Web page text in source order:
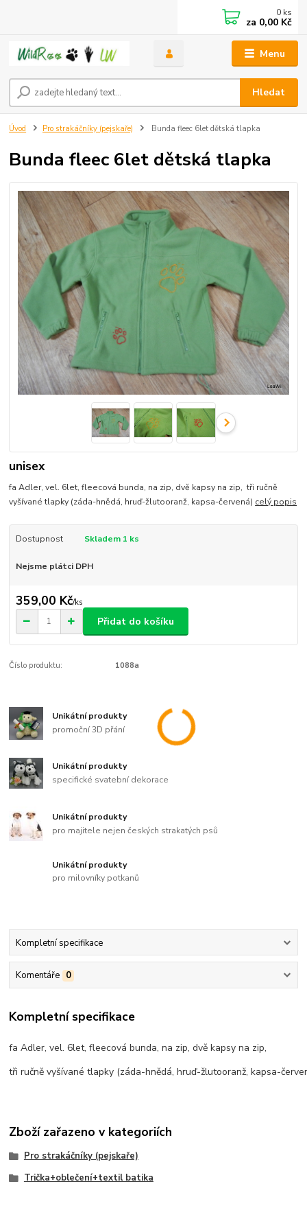
Menu
Hledat
0 ks
za 0,00 Kč
Úvod Pro strakáčníky (pejskaře) Bunda fleec 6let dětská tlapka
Bunda fleec 6let dětská tlapka
unisex
fa Adler, vel. 6let, fleecová bunda, na zip, dvě kapsy na zip, tři ručně
vyšívané tlapky (záda-hnědá, hruď-žlutooranž, kapsa-červená) celý popis
Dostupnost Skladem 1 ks
Nejsme plátci DPH
359,00 Kč/ks
Přidat do košíku
Číslo produktu: 1088a
Unikátní produkty
promoční 3D přání
Unikátní produkty
specifické svatební dekorace
Unikátní produkty
pro majitele nejen českých strakatých psů
Unikátní produkty
pro milovníky potkanů
Kompletní specifikace
Komentáře 0
Kompletní specifikace
fa Adler, vel. 6let, fleecová bunda, na zip, dvě kapsy na zip,
tři ručně vyšívané tlapky (záda-hnědá, hruď-žlutooranž, kapsa-
Zboží zařazeno v kategoriích
Pro strakáčníky (pejskaře)
Trička+oblečení+textil batika